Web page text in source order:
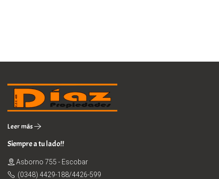
Leer más
Siempre a tu lado!!
Asborno 755 - Escobar
(0348) 4429-188/4426-599